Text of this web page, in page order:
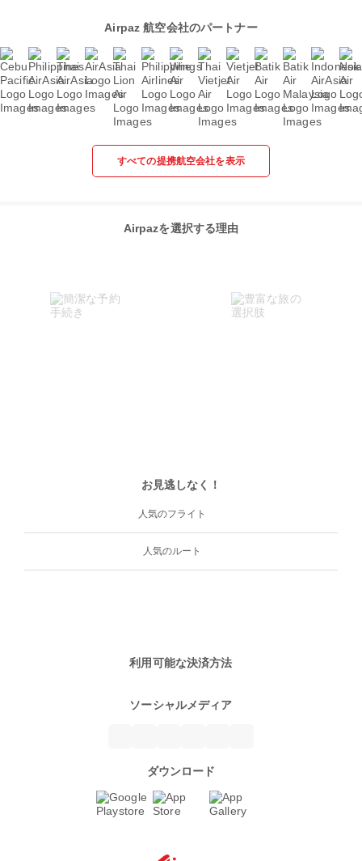
Airpaz 航空会社のパートナー
すべての提携航空会社を表示
Airpazを選択する理由
お見逃しなく！
人気のフライト
人気のルート
利用可能な決済方法
ソーシャルメディア
ダウンロード